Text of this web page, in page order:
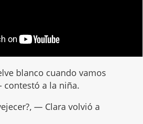
blanco cuando vamos
a la niña.
— Clara volvió a